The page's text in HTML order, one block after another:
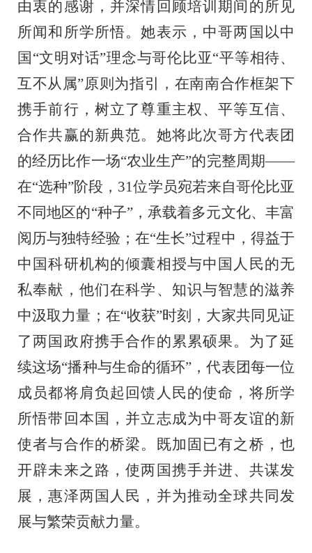
由衷的感谢，并深情回顾培训期间的所见
所闻和所学所悟。她表示，中哥两国以中
国 “文明对话”理念与哥伦比亚“平等相待、
互不从属”原则为指引，在南南合作框架下
携手前行，树立了尊重主权、平等互信、
合作共赢的新典范。她将此次哥方代表团
的经历比作一场“农业生产”的完整周期——
在“选种”阶段， 31位学员宛若来自哥伦比亚
不同地区的“种子”，承载着多元文化、丰富
阅历与独特经验；在“生长”过程中，得益于
中国科研机构的倾囊相授与中国人民的无
私奉献，他们在科学、知识与智慧的滋养
中汲取力量；在“收获”时刻，大家共同见证
了两国政府携手合作的累累硕果。为了延
续这场“播种与生命的循环”，代表团每一位
成员都将肩负起回馈人民的使命，将所学
所悟带回本国，并立志成为中哥友谊的新
使者与合作的桥梁。既加固已有之桥，也
开辟未来之路，使两国携手并进、共谋发
展，惠泽两国人民，并为推动全球共同发
展与繁荣贡献力量。